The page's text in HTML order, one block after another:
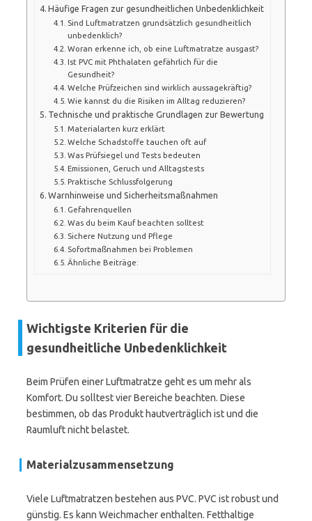
Häufige Fragen zur gesundheitlichen Unbedenklichkeit
Sind Luftmatratzen grundsätzlich gesundheitlich
unbedenklich?
Woran erkenne ich, ob eine Luftmatratze ausgast?
Ist PVC mit Phthalaten gefährlich für die
Gesundheit?
Welche Prüfzeichen sind wirklich aussagekräftig?
Wie kannst du die Risiken im Alltag reduzieren?
Technische und praktische Grundlagen zur Bewertung
Materialarten kurz erklärt
Welche Schadstoffe tauchen oft auf
Was Prüfsiegel und Tests bedeuten
Emissionen, Geruch und Alltagstests
Praktische Schlussfolgerung
Warnhinweise und Sicherheitsmaßnahmen
Gefahrenquellen
Was du beim Kauf beachten solltest
Sichere Nutzung und Pflege
Sofortmaßnahmen bei Problemen
Ähnliche Beiträge:
Wichtigste Kriterien für die
gesundheitliche Unbedenklichkeit
Beim Prüfen einer Luftmatratze geht es um mehr als
Komfort. Du solltest vier Bereiche beachten. Diese
bestimmen, ob das Produkt hautverträglich ist und die
Raumluft nicht belastet.
Materialzusammensetzung
Viele Luftmatratzen bestehen aus PVC. PVC ist robust und
günstig. Es kann Weichmacher enthalten. Fetthaltige